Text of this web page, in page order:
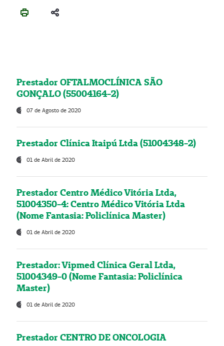
Prestador OFTALMOCLÍNICA SÃO
GONÇALO (55004164-2)
07 de Agosto de 2020
Prestador Clínica Itaipú Ltda (51004348-2)
01 de Abril de 2020
Prestador Centro Médico Vitória Ltda,
51004350-4: Centro Médico Vitória Ltda
(Nome Fantasia: Policlínica Master)
01 de Abril de 2020
Prestador: Vipmed Clínica Geral Ltda,
51004349-0 (Nome Fantasia: Policlínica
Master)
01 de Abril de 2020
Prestador CENTRO DE ONCOLOGIA